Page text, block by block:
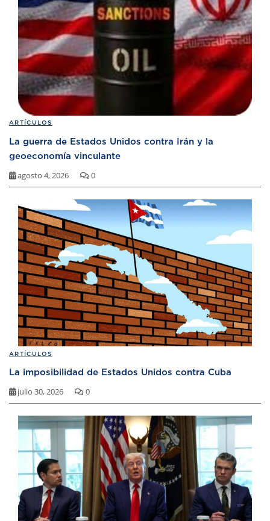
ARTÍCULOS
La guerra de Estados Unidos contra Irán y la
geoeconomía vinculante
agosto 4, 2026 0
ARTÍCULOS
La imposibilidad de Estados Unidos contra Cuba
julio 30, 2026 0